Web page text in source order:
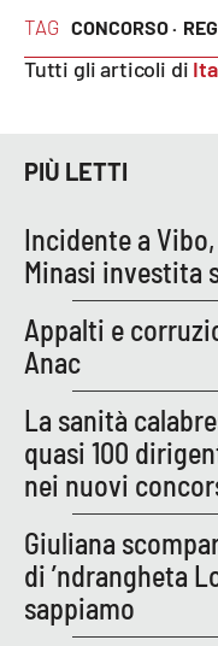
Lacitymag.it
Lacapitalenews.it
Ilvibonese.it
APP
Android
Apple
TAG CONCORSO ·
Tutti gli articoli di
PIÙ LETTI
Incidente a
Minasi investita
Appalti e
Anac
La sanità
quasi 100
nei nuovi
Giuliana
di ’ndrangheta
sappiamo